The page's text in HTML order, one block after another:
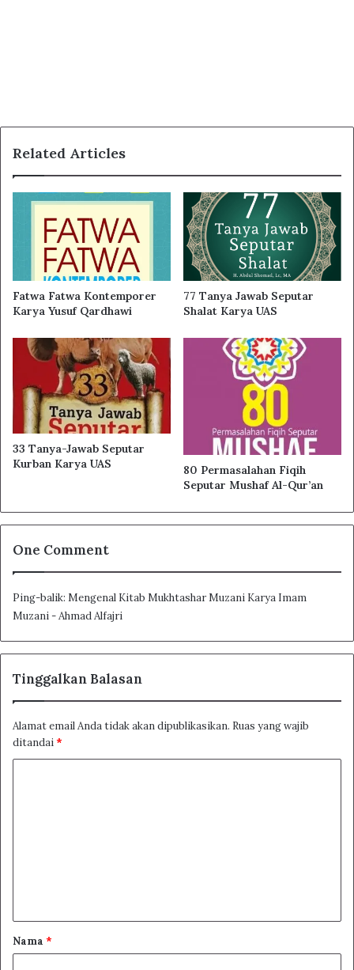
Related Articles
Fatwa Fatwa Kontemporer
Karya Yusuf Qardhawi
77 Tanya Jawab Seputar
Shalat Karya UAS
33 Tanya-Jawab Seputar
Kurban Karya UAS
80 Permasalahan Fiqih
Seputar Mushaf Al-Qur’an
One Comment
Ping-balik: Mengenal Kitab Mukhtashar Muzani Karya Imam
Muzani - Ahmad Alfajri
Tinggalkan Balasan
Alamat email Anda tidak akan dipublikasikan. Ruas yang wajib
ditandai*
r
Nama *